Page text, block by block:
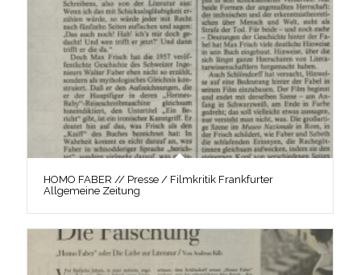
HOMO FABER // Presse / Filmkritik Frankfurter
Allgemeine Zeitung